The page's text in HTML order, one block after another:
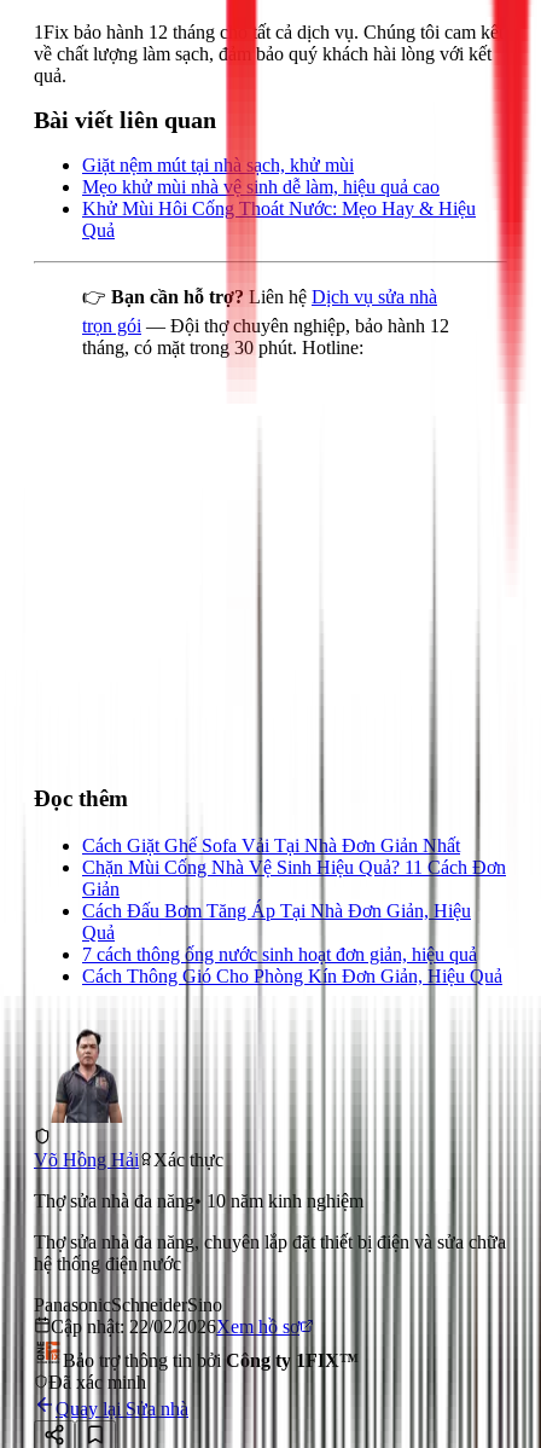
1Fix bảo hành 12 tháng cho tất cả dịch vụ. Chúng tôi cam kết
về chất lượng làm sạch, đảm bảo quý khách hài lòng với kết
quả.
Bài viết liên quan
Giặt nệm mút tại nhà sạch, khử mùi
Mẹo khử mùi nhà vệ sinh dễ làm, hiệu quả cao
Khử Mùi Hôi Cống Thoát Nước: Mẹo Hay & Hiệu
Quả
👉 Bạn cần hỗ trợ? Liên hệ Dịch vụ sửa nhà
trọn gói — Đội thợ chuyên nghiệp, bảo hành 12
tháng, có mặt trong 30 phút. Hotline:
Đọc thêm
Cách Giặt Ghế Sofa Vải Tại Nhà Đơn Giản Nhất
Chặn Mùi Cống Nhà Vệ Sinh Hiệu Quả? 11 Cách Đơn
Giản
Cách Đấu Bơm Tăng Áp Tại Nhà Đơn Giản, Hiệu
Quả
7 cách thông ống nước sinh hoạt đơn giản, hiệu quả
Cách Thông Gió Cho Phòng Kín Đơn Giản, Hiệu Quả
Võ Hồng Hải
Xác thực
Thợ sửa nhà đa năng• 10 năm kinh nghiệm
Thợ sửa nhà đa năng, chuyên lắp đặt thiết bị điện và sửa chữa
hệ thống điện nước
PanasonicSchneiderSino
Cập nhật: 22/02/2026Xem hồ sơ
Bảo trợ thông tin bởi Công ty 1FIX™
Đã xác minh
Quay lại Sửa nhà